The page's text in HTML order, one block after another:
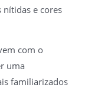
nítidas e cores
com o
uma
familiarizados